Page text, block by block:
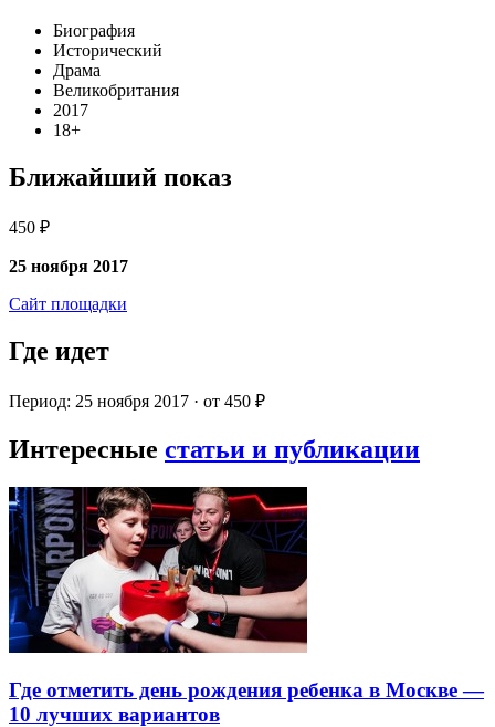
Биография
Исторический
Драма
Великобритания
2017
18+
Ближайший показ
450 ₽
25 ноября 2017
Сайт площадки
Где идет
Период: 25 ноября 2017 · от 450 ₽
Интересные статьи и публикации
Где отметить день рождения ребенка в Москве —
10 лучших вариантов